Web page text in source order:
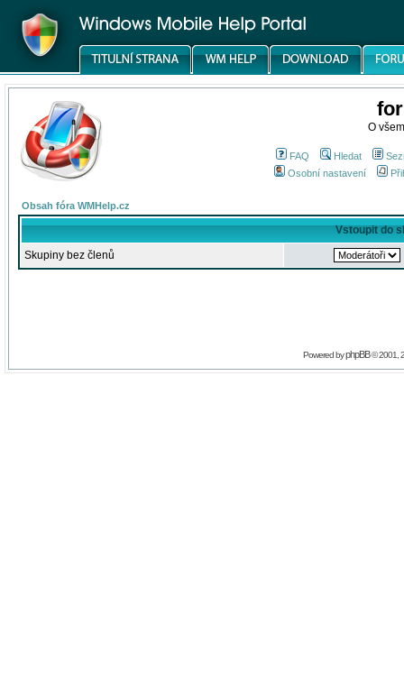
O
FAQ Hledat
Osobní nastavení
Obsah fóra WMHelp.cz
Vstoupit do
Skupiny bez členů
Powered byphpBB© 2001,